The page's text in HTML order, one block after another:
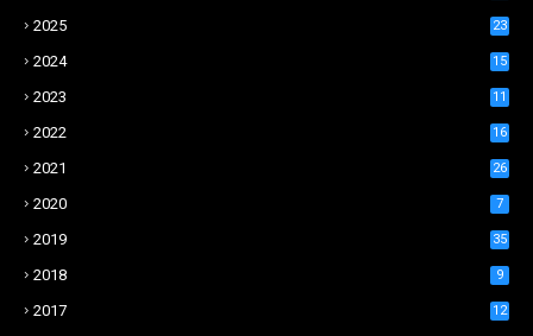
2025 23
2024 15
2023 11
2022 16
2021 26
2020 7
2019 35
2018 9
2017 12